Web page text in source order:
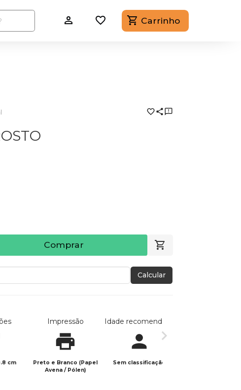
Carrinho
Comprar
Calcular
cm
Impressão
Preto e Branco (Papel
Avena / Pólen)
Idade recomendada
Sem classificação